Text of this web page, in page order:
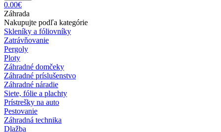
0.00€
Záhrada
Nakupujte podľa kategórie
Skleníky a fóliovníky
Zatrávňovanie
Pergoly
Ploty
Záhradné domčeky
Záhradné príslušenstvo
Záhradné náradie
Siete, fólie a plachty
Prístrešky na auto
Pestovanie
Záhradná technika
Dlažba